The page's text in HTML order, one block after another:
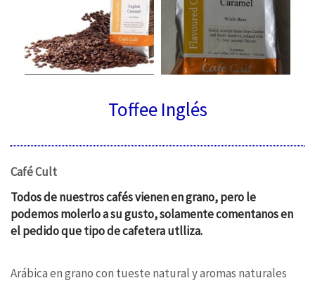
Toffee Inglés
Café Cult
Todos de nuestros cafés vienen en grano, pero le
podemos molerlo a su gusto, solamente comentanos en
el pedido que tipo de cafetera utlliza.
Arábica en grano con tueste natural y aromas naturales